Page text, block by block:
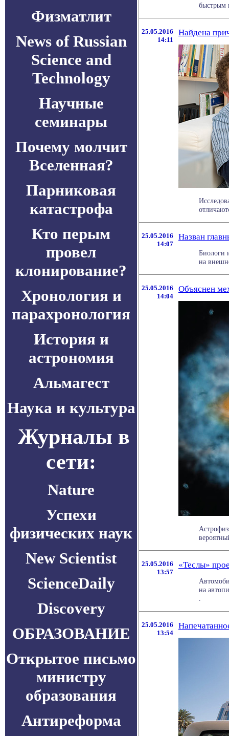
Физматлит
News of Russian
Science and
Technology
Научные
семинары
Почему молчит
Вселенная?
Парниковая
катастрофа
Кто перым
провел
клонирование?
Хронология и
парахронология
История и
астрономия
Альмагест
Наука и культура
Журналы в
сети:
Nature
Успехи
физических наук
New Scientist
ScienceDaily
Discovery
ОБРАЗОВАНИЕ
Открытое письмо
министру
образования
Антиреформа
быстрым
25.05.2016
14:11
Найдена
25.05.2016
14:07
Назван
Биологи
на
25.05.2016
14:04
Объяснен
25.05.2016
13:57
«Теслы»
на
25.05.2016
13:54